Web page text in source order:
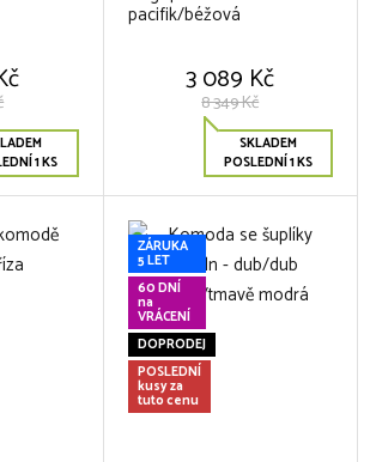
1 KS
pacifik/béžová
3 089 Kč
8 349 Kč
SKLADEM
POSLEDNÍ 1 KS
ZÁRUKA
5 LET
60 DNÍ
na
VRÁCENÍ
DOPRODEJ
POSLEDNÍ
kusy za
tuto cenu